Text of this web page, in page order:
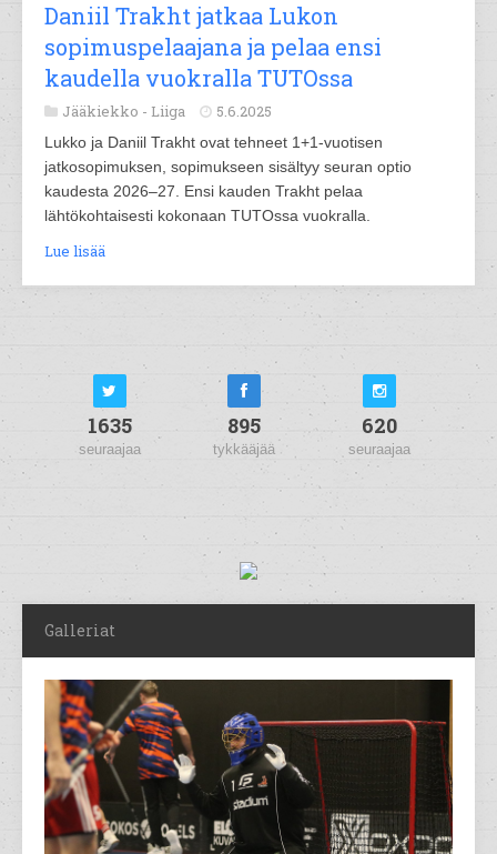
Daniil Trakht jatkaa Lukon
sopimuspelaajana ja pelaa ensi
kaudella vuokralla TUTOssa
Jääkiekko - Liiga 5.6.2025
Lukko ja Daniil Trakht ovat tehneet 1+1-vuotisen
jatkosopimuksen, sopimukseen sisältyy seuran optio
kaudesta 2026–27. Ensi kauden Trakht pelaa
lähtökohtaisesti kokonaan TUTOssa vuokralla.
Lue lisää
1635
seuraajaa
895
tykkääjää
620
seuraajaa
Galleriat